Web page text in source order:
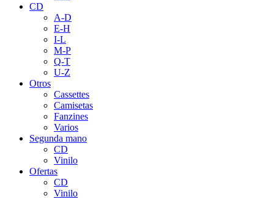
CD
A-D
E-H
I-L
M-P
Q-T
U-Z
Otros
Cassettes
Camisetas
Fanzines
Varios
Segunda mano
CD
Vinilo
Ofertas
CD
Vinilo